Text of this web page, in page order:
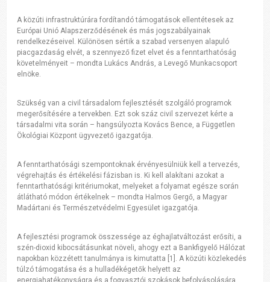
A közúti infrastruktúrára fordítandó támogatások ellentétesek az
Európai Unió Alapszerződésének és más jogszabályainak
rendelkezéseivel. Különösen sértik a szabad versenyen alapuló
piacgazdaság elvét, a szennyező fizet elvet és a fenntarthatóság
követelményeit – mondta Lukács András, a Levegő Munkacsoport
elnöke.
Szükség van a civil társadalom fejlesztését szolgáló programok
megerősítésére a tervekben. Ezt sok száz civil szervezet kérte a
társadalmi vita során – hangsúlyozta Kovács Bence, a Független
Ökológiai Központ ügyvezető igazgatója.
A fenntarthatósági szempontoknak érvényesülniük kell a tervezés,
végrehajtás és értékelési fázisban is. Ki kell alakítani azokat a
fenntarthatósági kritériumokat, melyeket a folyamat egésze során
átlátható módon értékelnek – mondta Halmos Gergő, a Magyar
Madártani és Természetvédelmi Egyesület igazgatója.
A fejlesztési programok összessége az éghajlatváltozást erősíti, a
szén-dioxid kibocsátásunkat növeli, ahogy ezt a Bankfigyelő Hálózat
napokban közzétett tanulmánya is kimutatta [1]. A közúti közlekedés
túlzó támogatása és a hulladékégetők helyett az
energiahatékonyságra és a fogyasztói szokások befolyásolására